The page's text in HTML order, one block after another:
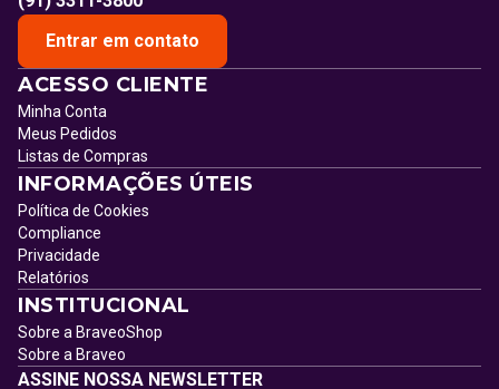
Entrar em contato
ACESSO CLIENTE
Minha Conta
Meus Pedidos
Listas de Compras
INFORMAÇÕES ÚTEIS
Política de Cookies
Compliance
Privacidade
Relatórios
INSTITUCIONAL
Sobre a BraveoShop
Sobre a Braveo
ASSINE NOSSA NEWSLETTER